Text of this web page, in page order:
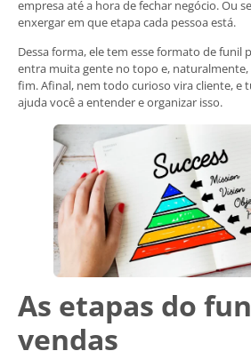
empresa até a hora de fechar negócio. Ou
enxergar em que etapa cada pessoa está.
Dessa forma, ele tem esse formato de funil
entra muita gente no topo e, naturalmente,
fim. Afinal, nem todo curioso vira cliente, e
ajuda você a entender e organizar isso.
As etapas do
vendas